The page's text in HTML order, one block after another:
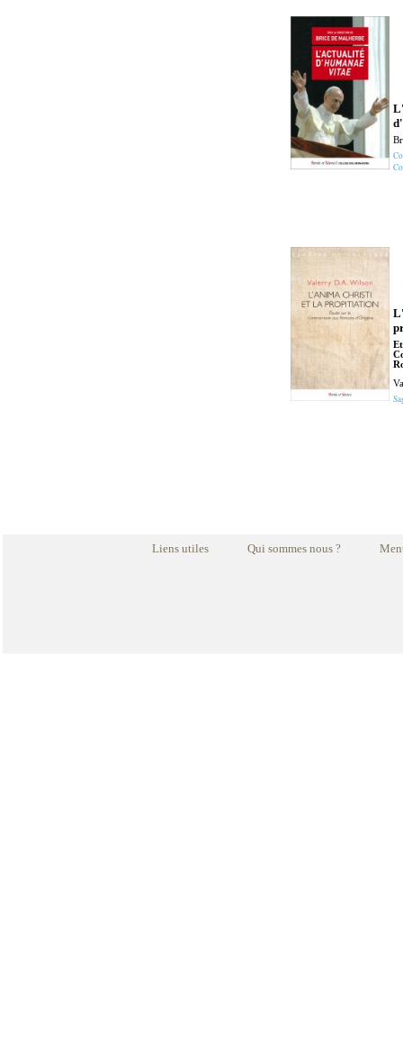
Liens utiles Qui sommes nous ?